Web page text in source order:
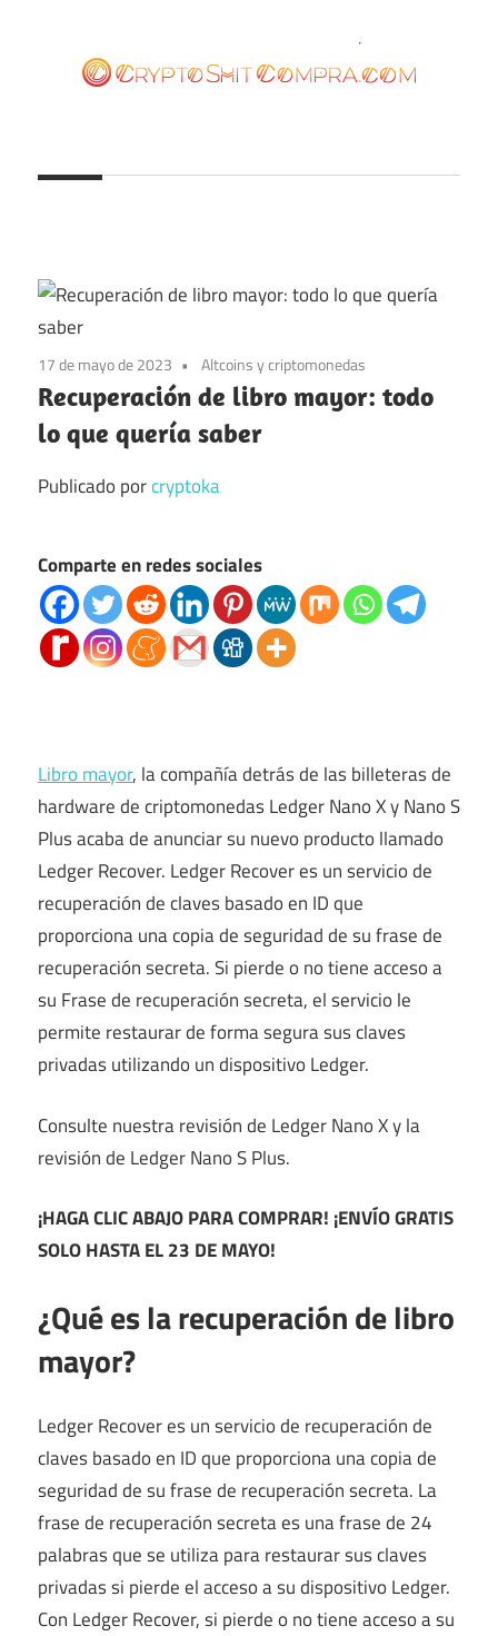
contenido
17 de mayo de 2023 Altcoins y criptomonedas
Recuperación de libro mayor: todo
lo que quería saber
Publicado porcryptoka
Comparte en redes sociales
Libro mayor, la compañía detrás de las billeteras de
hardware de criptomonedas Ledger Nano X y Nano S
Plus acaba de anunciar su nuevo producto llamado
Ledger Recover. Ledger Recover es un servicio de
recuperación de claves basado en ID que
proporciona una copia de seguridad de su frase de
recuperación secreta. Si pierde o no tiene acceso a
su Frase de recuperación secreta, el servicio le
permite restaurar de forma segura sus claves
privadas utilizando un dispositivo Ledger.
Consulte nuestra revisión de Ledger Nano X y la
revisión de Ledger Nano S Plus.
¡HAGA CLIC ABAJO PARA COMPRAR! ¡ENVÍO GRATIS
SOLO HASTA EL 23 DE MAYO!
¿Qué es la recuperación de libro
mayor?
Ledger Recover es un servicio de recuperación de
claves basado en ID que proporciona una copia de
seguridad de su frase de recuperación secreta. La
frase de recuperación secreta es una frase de 24
palabras que se utiliza para restaurar sus claves
privadas si pierde el acceso a su dispositivo Ledger.
Con Ledger Recover, si pierde o no tiene acceso a su